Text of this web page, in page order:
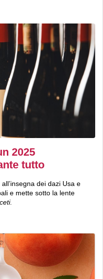
2025
tutto
dei dazi Usa e
e mette sotto la lente